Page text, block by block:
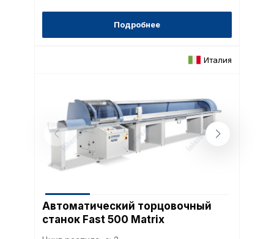
Подробнее
Италия
Автоматический торцовочный
станок Fast 500 Matrix